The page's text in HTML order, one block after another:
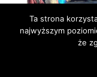
Ta strona
najwyższym
że